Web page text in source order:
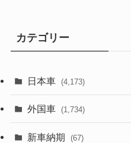
カテゴリー
日本車 (4,173)
(1,321)
(329)
外国車 (1,734)
新車納期 (67)